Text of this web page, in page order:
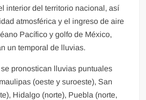
interior del territorio nacional, así
atmosférica y el ingreso de aire
Pacífico y golfo de México,
un temporal de lluvias.
pronostican lluvias puntuales
(oeste y suroeste), San
Hidalgo (norte), Puebla (norte,